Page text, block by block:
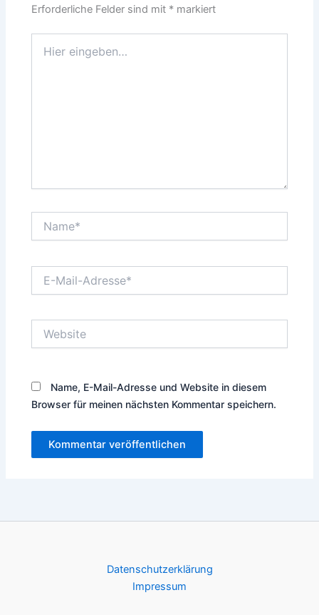
Erforderliche Felder sind mit * markiert
eingeben…
Mail-
Name, E-Mail-Adresse und Website in diesem
Browser für meinen nächsten Kommentar speichern.
Datenschutzerklärung
Impressum